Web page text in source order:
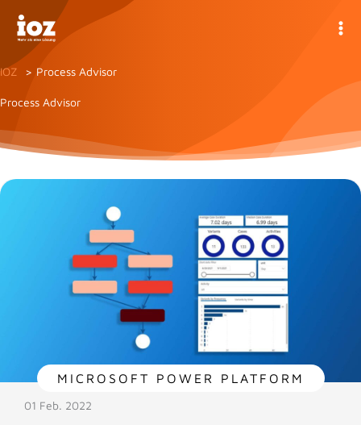
Inhalt
springen
IOZ Process Advisor
Process Advisor
MICROSOFT POWER PLATFORM
01 Feb. 2022